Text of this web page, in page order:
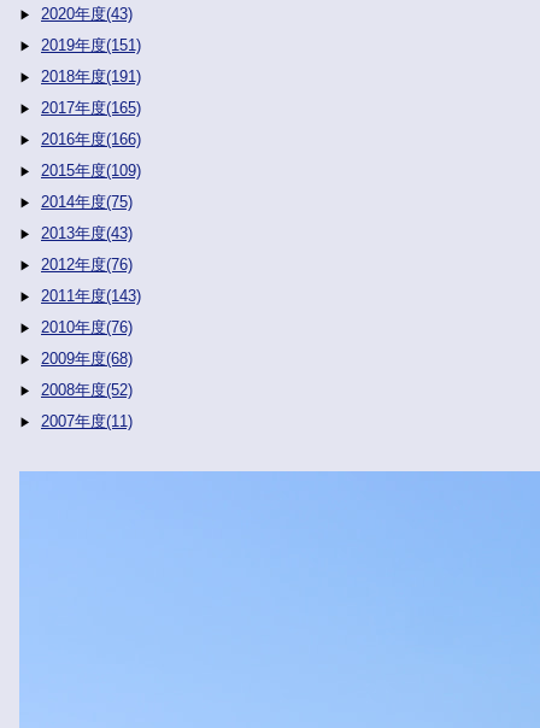
2020年度(43)
2019年度(151)
2018年度(191)
2017年度(165)
2016年度(166)
2015年度(109)
2014年度(75)
2013年度(43)
2012年度(76)
2011年度(143)
2010年度(76)
2009年度(68)
2008年度(52)
2007年度(11)